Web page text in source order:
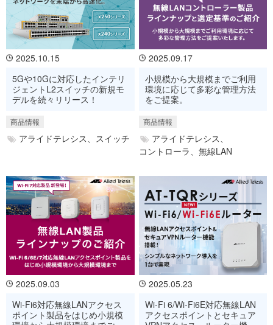
2025.10.15
5Gや10Gに対応したインテリ
ジェントL2スイッチの新規モ
デルを続々リリース！
商品情報
アライドテレシス、 スイッチ
2025.09.17
小規模から大規模までご利用
環境に応じて多彩な管理方法
をご提案。
商品情報
アライドテレシス、
コントローラ、 無線LAN
2025.09.03
Wi-Fi6対応無線LANアクセス
ポイント製品をはじめ小規模
2025.05.23
Wi-Fi 6/Wi-Fi6E対応無線LAN
アクセスポイントとセキュア